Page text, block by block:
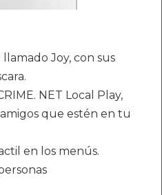
Joy, con sus
NET Local Play,
que estén en tu
en los menús.